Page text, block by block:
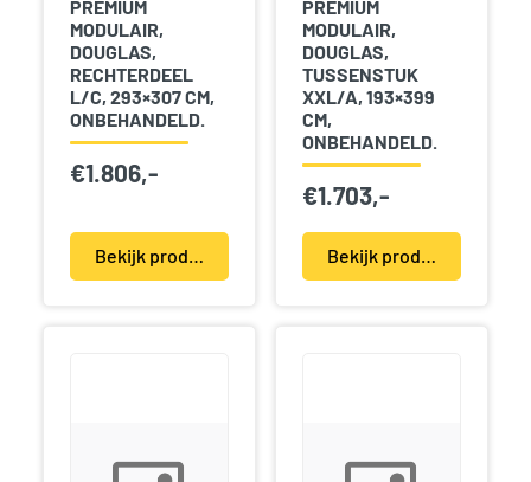
PREMIUM
MODULAIR,
DOUGLAS,
RECHTERDEEL
L/C, 293×307 CM,
ONBEHANDELD.
€1.806,-
Bekijk product(en)
PREMIUM
MODULAIR,
DOUGLAS,
TUSSENSTUK
XXL/A, 193×399
CM,
ONBEHANDELD.
€1.703,-
Bekijk product(en)